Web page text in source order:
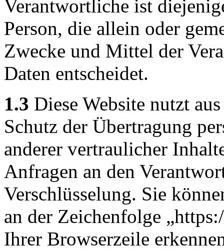
Verantwortliche ist
Person, die allein oder
Zwecke und Mittel der
Daten entscheidet.
1.3 Diese Website nutzt
Schutz der Übertragung
anderer vertraulicher
Anfragen an den
Verschlüsselung. Sie
an der Zeichenfolge
Ihrer Browserzeile